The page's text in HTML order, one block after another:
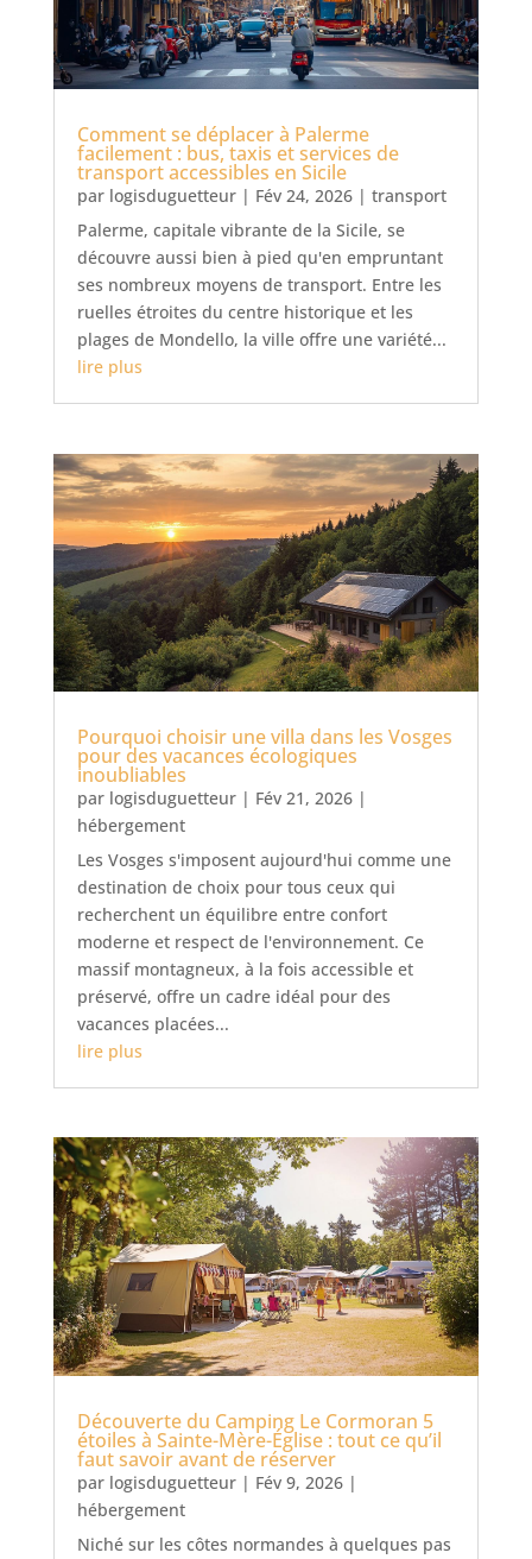
Comment se déplacer à Palerme
facilement : bus, taxis et services de
transport accessibles en Sicile
par logisduguetteur| Fév 24, 2026| transport
Palerme, capitale vibrante de la Sicile, se
découvre aussi bien à pied qu'en empruntant
ses nombreux moyens de transport. Entre les
ruelles étroites du centre historique et les
plages de Mondello, la ville offre une variété...
lire plus
Pourquoi choisir une villa dans les Vosges
pour des vacances écologiques
inoubliables
par logisduguetteur| Fév 21, 2026|
hébergement
Les Vosges s'imposent aujourd'hui comme une
destination de choix pour tous ceux qui
recherchent un équilibre entre confort
moderne et respect de l'environnement. Ce
massif montagneux, à la fois accessible et
préservé, offre un cadre idéal pour des
vacances placées...
lire plus
Découverte du Camping Le Cormoran 5
étoiles à Sainte-Mère-Église : tout ce qu’il
faut savoir avant de réserver
par logisduguetteur| Fév 9, 2026|
hébergement
Niché sur les côtes normandes à quelques pas